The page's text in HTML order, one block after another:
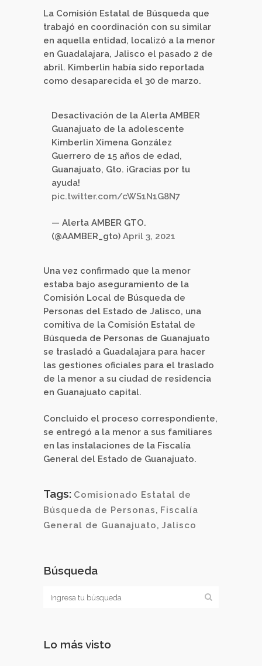
La Comisión Estatal de Búsqueda que
trabajó en coordinación con su similar
en aquella entidad, localizó a la menor
en Guadalajara, Jalisco el pasado 2 de
abril. Kimberlin había sido reportada
como desaparecida el 30 de marzo.
Desactivación de la Alerta AMBER
Guanajuato de la adolescente
Kimberlin Ximena González
Guerrero de 15 años de edad,
Guanajuato, Gto. ¡Gracias por tu
ayuda!
pic.twitter.com/cWS1N1G8N7
— Alerta AMBER GTO.
(@AAMBER_gto) April 3, 2021
Una vez confirmado que la menor
estaba bajo aseguramiento de la
Comisión Local de Búsqueda de
Personas del Estado de Jalisco, una
comitiva de la Comisión Estatal de
Búsqueda de Personas de Guanajuato
se trasladó a Guadalajara para hacer
las gestiones oficiales para el traslado
de la menor a su ciudad de residencia
en Guanajuato capital.
Concluido el proceso correspondiente,
se entregó a la menor a sus familiares
en las instalaciones de la Fiscalía
General del Estado de Guanajuato.
Tags: Comisionado Estatal de
Búsqueda de Personas, Fiscalía
General de Guanajuato, Jalisco
Búsqueda
Lo más visto